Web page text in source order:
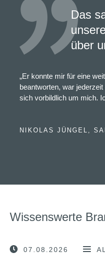
Das
über
„Er konnte mir für eine
beantworten, war
sich vorbildlich um mich.
NIKOLAS JÜNGEL,
Wissenswerte
07.08.2026